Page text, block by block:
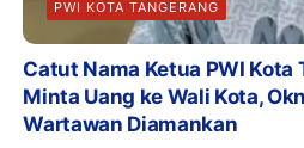
PWI KOTA TANGERANG
Catut Nama Ketua PWI
Minta Uang ke Wali Kota,
Wartawan Diamankan